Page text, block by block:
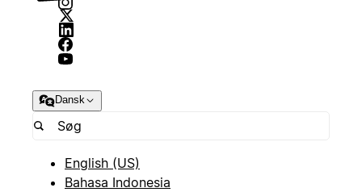
Dansk
English (US)
Bahasa Indonesia